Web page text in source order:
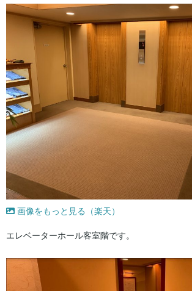
画像をもっと見る（楽天）
エレベーターホール客室階です。